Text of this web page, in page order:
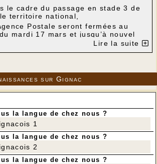
le cadre du passage en stade 3 de
territoire national,
Postale seront fermées au
mardi 17 mars et jusqu’à nouvel
des administrés est
- 17H15
- 18H45
Lire la suite
sur Gignac
la langue de chez nous ?
1
la langue de chez nous ?
2
la langue de chez nous ?